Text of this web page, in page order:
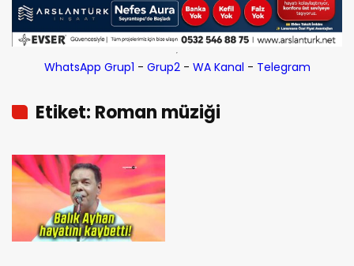
WhatsApp Grup1 - Grup2- WA Kanal - Telegram
Etiket: Roman müziği